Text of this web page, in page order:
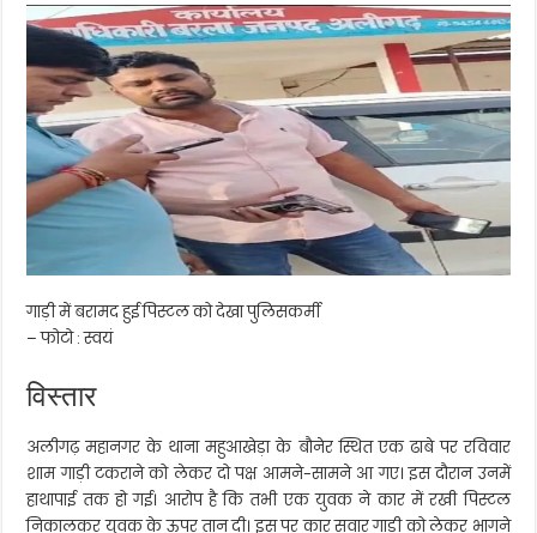
गाड़ी में बरामद हुई पिस्टल को देखा पुलिसकर्मी
– फोटो : स्वयं
विस्तार
अलीगढ़ महानगर के थाना महुआखेड़ा के बौनेर स्थित एक ढाबे पर रविवार
शाम गाड़ी टकराने को लेकर दो पक्ष आमने-सामने आ गए। इस दौरान उनमें
हाथापाई तक हो गई। आरोप है कि तभी एक युवक ने कार में रखी पिस्टल
निकालकर युवक के ऊपर तान दी। इस पर कार सवार गाड़ी को लेकर भागने